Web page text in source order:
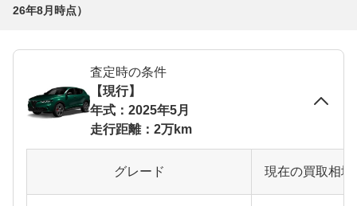
26年8月 時点）
査定時の条件
【現行】
年式：2025年5月
走行距離：2万km
グレード 現在の買取相